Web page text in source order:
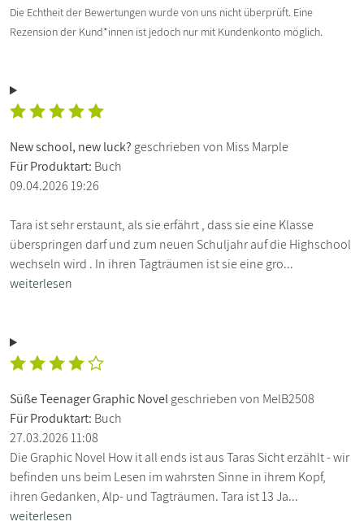
Die Echtheit der Bewertungen wurde von uns nicht überprüft. Eine
Rezension der Kund*innen ist jedoch nur mit Kundenkonto möglich.
New school, new luck? geschrieben von Miss Marple
Für Produktart: Buch
09.04.2026 19:26
Tara ist sehr erstaunt, als sie erfährt , dass sie eine Klasse
überspringen darf und zum neuen Schuljahr auf die Highschool
wechseln wird . In ihren Tagträumen ist sie eine gro...
weiterlesen
Süße Teenager Graphic Novelgeschrieben von MelB2508
Für Produktart: Buch
27.03.2026 11:08
Die Graphic Novel How it all ends ist aus Taras Sicht erzählt - wir
befinden uns beim Lesen im wahrsten Sinne in ihrem Kopf,
ihren Gedanken, Alp- und Tagträumen. Tara ist 13 Ja...
weiterlesen